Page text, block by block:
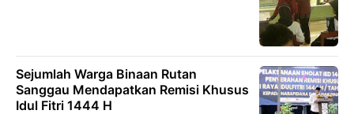
Sejumlah Warga Binaan Rutan
Sanggau Mendapatkan Remisi Khusus
Idul Fitri 1444 H